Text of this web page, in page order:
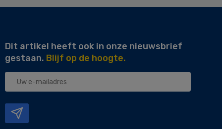
Dit artikel heeft ook in onze nieuwsbrief
gestaan. Blijf op de hoogte.
Uw